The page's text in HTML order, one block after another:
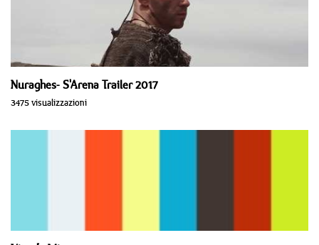
Nuraghes- S'Arena Trailer 2017
3475 visualizzazioni